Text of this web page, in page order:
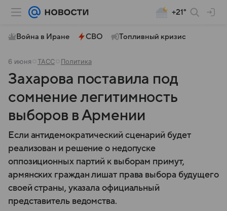
+21°
Война в Иране СВО Топливный кризис
6 июня ТАСС Политика
Захарова поставила под
сомнение легитимность
выборов в Армении
Если антидемократический сценарий будет
реализован и решение о недопуске
оппозиционных партий к выборам примут,
армянских граждан лишат права выбора будущего
своей страны, указала официальный
представитель ведомства.